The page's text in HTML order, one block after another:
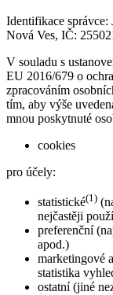
Identifikace
Nová Ves, IČ:
V souladu s
EU 2016/679 o
zpracováním
tím, aby výše
mnou poskytnuté
cookies
pro účely:
statistické(1)
nejčastěji
preferenční
apod.)
marketingové
statistika
ostatní (jiné